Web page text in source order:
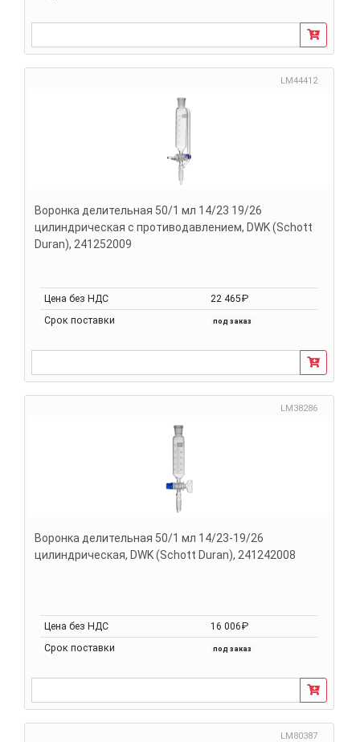
LM44412
Воронка делительная 50/1 мл 14/23 19/26
цилиндрическая с противодавлением, DWK (Schott
Duran), 241252009
Цена без НДС
22 465₽
Срок поставки
под заказ
LM38286
Воронка делительная 50/1 мл 14/23-19/26
цилиндрическая, DWK (Schott Duran), 241242008
Цена без НДС
16 006₽
Срок поставки
под заказ
LM80387